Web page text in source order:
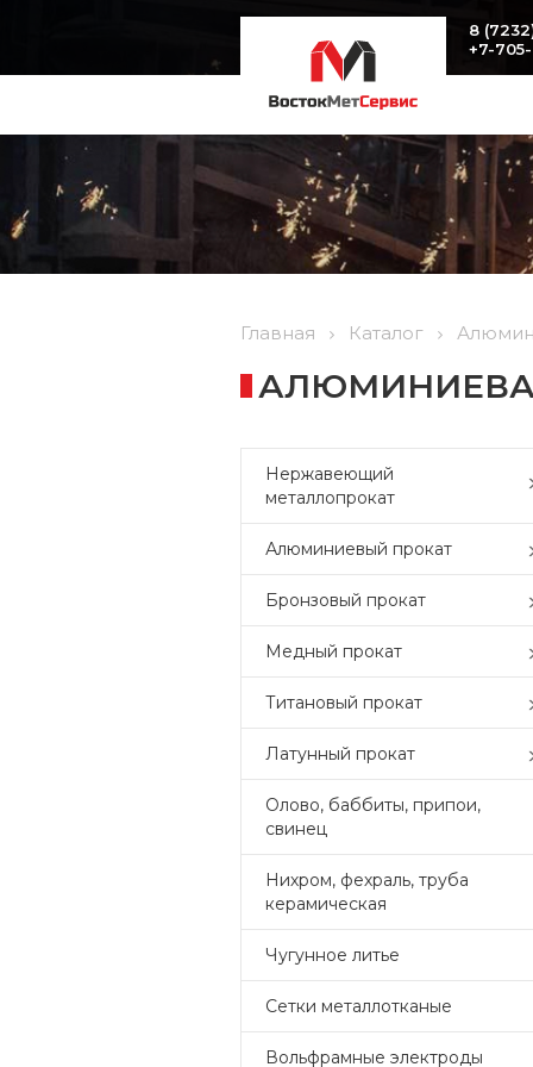
8
+7-
Главная Каталог
Нержавеющий
металлопрокат
Алюминиевый прокат
Бронзовый прокат
Медный прокат
Титановый прокат
Латунный прокат
Олово, баббиты, припои,
свинец
Нихром, фехраль, труба
керамическая
Чугунное литье
Сетки металлотканые
Вольфрамные электроды